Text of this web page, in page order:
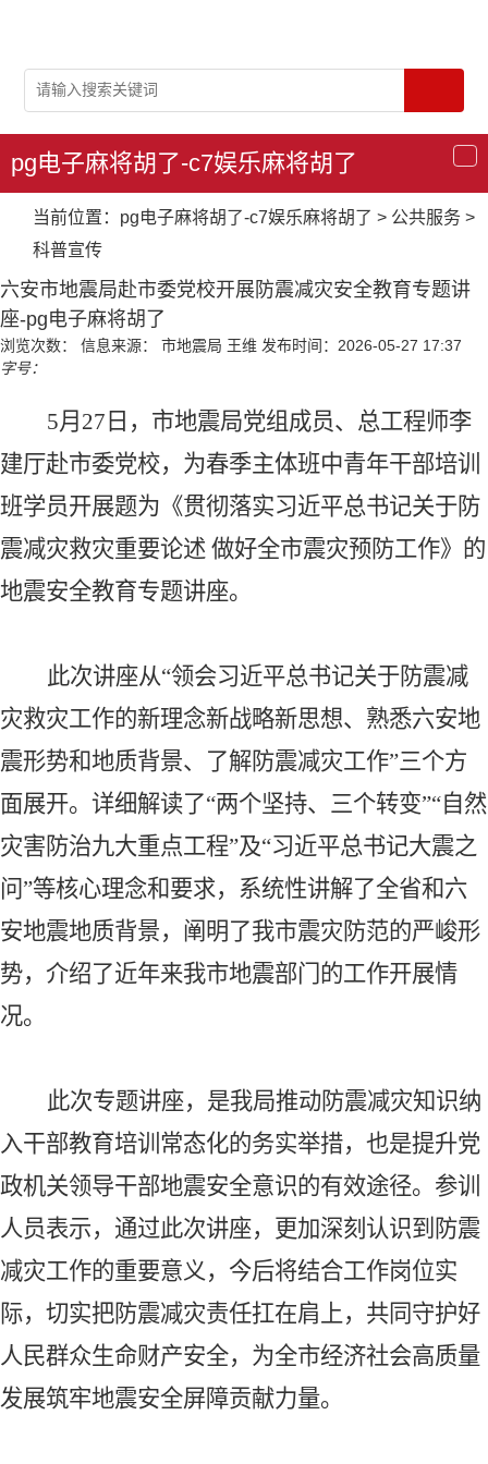
导
航
pg电子麻将胡了-c7娱乐麻将胡了
当前位置： pg电子麻将胡了-c7娱乐麻将胡了 > 公共服务 >
科普宣传
六安市地震局赴市委党校开展防震减灾安全教育专题讲
座-pg电子麻将胡了
浏览次数： 信息来源： 市地震局 王维 发布时间：2026-05-27 17:37
字号：
5月 27 日，市地震局党组成员、总工程师李
建厅赴市委党校， 为春季主体班中青年干部培训
班学员开展题为《贯彻落实习近平总书记关于防
震减灾救灾重要论述 做好全市震灾预防工作》的
地震安全教育专题讲座。
此次讲座从“领会习近平总书记关于防震减
灾救灾工作的新理念新战略新思想、熟悉六安地
震形势和地质背景、了解防震减灾工作”三个方
面展开。详细解读了“两个坚持、三个转变”“自然
灾害防治九大重点工程”及“习近平总书记大震之
问”等核心理念和要求，系统性讲解了全省和六
安地震地质背景，阐明了我市震灾防范的严峻形
势，介绍了近年来我市地震部门的工作开展情
况。
此次专题讲座，是我局推动防震减灾知识纳
入干部教育培训常态化的务实举措，也是提升党
政机关领导干部地震安全意识的有效途径。参训
人员表示，通过此次讲座，更加深刻认识到防震
减灾工作的重要意义，今后将结合工作岗位实
际，切实把防震减灾责任扛在肩上，共同守护好
人民群众生命财产安全，为全市经济社会高质量
发展筑牢地震安全屏障贡献力量。